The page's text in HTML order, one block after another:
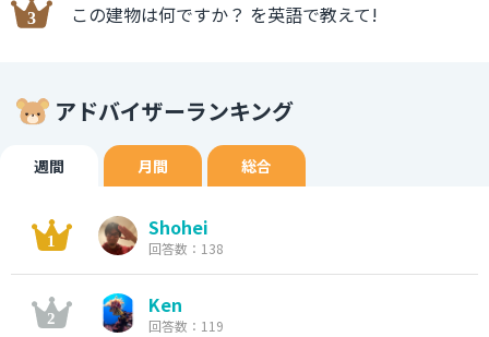
この建物は何ですか？ を英語で教えて!
アドバイザーランキング
週間 月間 総合
Shohei
回答数：138
Ken
回答数：119